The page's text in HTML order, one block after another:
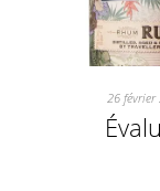
26 février